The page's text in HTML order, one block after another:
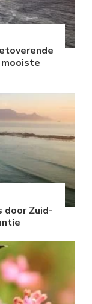
mooiste
door Zuid-